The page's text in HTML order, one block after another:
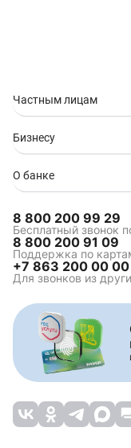
Частным лицам
Бизнесу
О банке
8 800 200 99 29
Бесплатный звонок
8 800 200 91 09
Поддержка по
+7 863 200 00 00
Для звонков из